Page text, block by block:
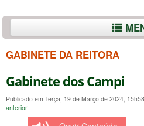
GABINETE DA REITORA
Gabinete dos Campi
Publicado em Terça, 19 de Março de 2024, 15h58
anterior